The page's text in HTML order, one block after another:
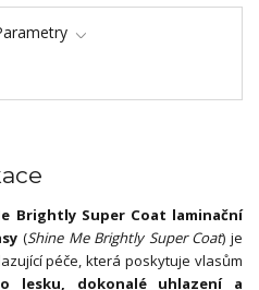
Brightly Super Coat laminační
(Shine Me Brightly Super Coat) je
péče, která poskytuje vlasům
lesku, dokonalé uhlazení a